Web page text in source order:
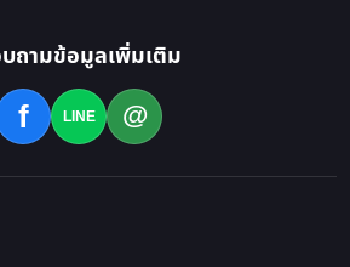
ถามข้อมูลเพิ่มเติม
f LINE @